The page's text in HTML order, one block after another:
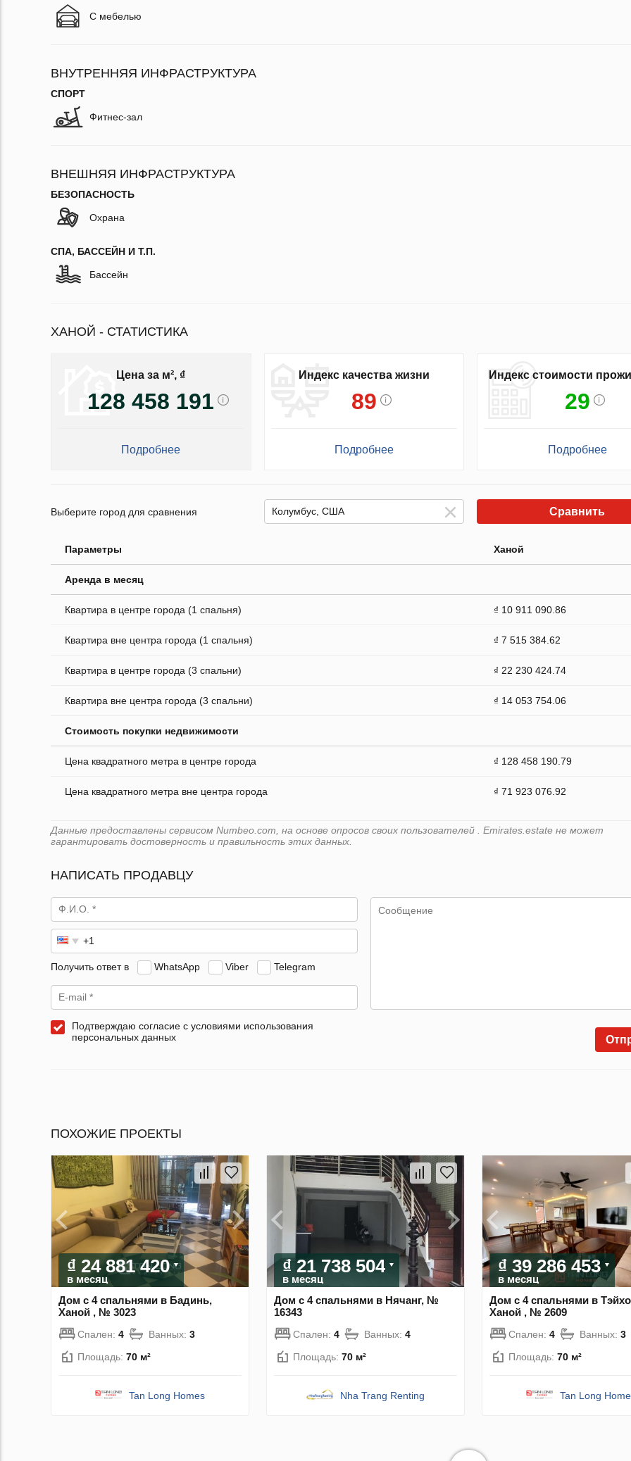
С мебелью
ВНУТРЕННЯЯ ИНФРАСТРУКТУРА
СПОРТ
Фитнес-зал
ВНЕШНЯЯ ИНФРАСТРУКТУРА
БЕЗОПАСНОСТЬ
Охрана
СПА, БАССЕЙН И Т.П.
Бассейн
ХАНОЙ - СТАТИСТИКА
Цена за м², ₫
128 458 191
Подробнее
Индекс качества жизни
89
Подробнее
Индекс стоимости
29
Подробнее
Выберите город для сравнения Сравнить
Параметры Ханой
Аренда в месяц
Квартира в центре города (1 спальня) ₫ 10 911 090.86
Квартира вне центра города (1 спальня) ₫ 7 515 384.62
Квартира в центре города (3 спальни) ₫ 22 230 424.74
Квартира вне центра города (3 спальни) ₫ 14 053 754.06
Стоимость покупки недвижимости
Цена квадратного метра в центре города ₫ 128 458 190.79
Цена квадратного метра вне центра города ₫ 71 923 076.92
Данные предоставлены сервисом Numbeo.com, на основе опросов своих пользователей . Emirates.estate не может
гарантировать достоверность и правильность этих данных.
НАПИСАТЬ ПРОДАВЦУ
Получить ответ в WhatsApp Viber Telegram
Подтверждаю согласие с условиями использования
персональных данных
ПОХОЖИЕ ПРОЕКТЫ
₫ 24 881 420
в месяц
Дом с 4 спальнями в Бадинь,
Ханой , № 3023
Спален: 4 Ванных: 3
Площадь: 70 м²
Tan Long Homes
₫ 21 738 504
в месяц
Дом с 4 спальнями в Нячанг, №
16343
Спален: 4 Ванных: 4
Площадь: 70 м²
Nha Trang Renting
₫ 39 286 453
в месяц
Дом с 4 спальнями в
Ханой , № 2609
Спален: 4 Ванных: 3
Площадь: 70 м²
Tan Long